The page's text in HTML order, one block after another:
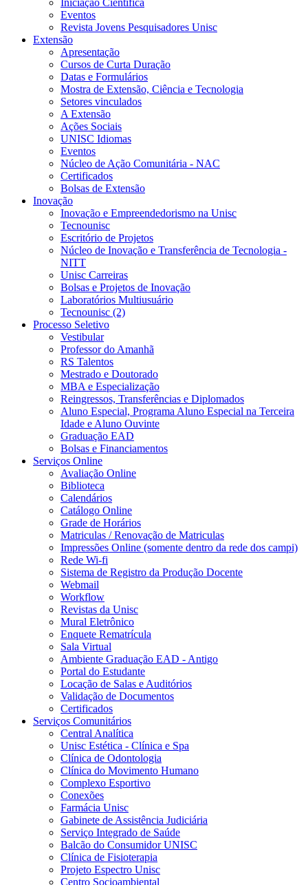
Iniciação Científica
Eventos
Revista Jovens Pesquisadores Unisc
Extensão
Apresentação
Cursos de Curta Duração
Datas e Formulários
Mostra de Extensão, Ciência e Tecnologia
Setores vinculados
A Extensão
Ações Sociais
UNISC Idiomas
Eventos
Núcleo de Ação Comunitária - NAC
Certificados
Bolsas de Extensão
Inovação
Inovação e Empreendedorismo na Unisc
Tecnounisc
Escritório de Projetos
Núcleo de Inovação e Transferência de Tecnologia -
NITT
Unisc Carreiras
Bolsas e Projetos de Inovação
Laboratórios Multiusuário
Tecnounisc (2)
Processo Seletivo
Vestibular
Professor do Amanhã
RS Talentos
Mestrado e Doutorado
MBA e Especialização
Reingressos, Transferências e Diplomados
Aluno Especial, Programa Aluno Especial na Terceira
Idade e Aluno Ouvinte
Graduação EAD
Bolsas e Financiamentos
Serviços Online
Avaliação Online
Biblioteca
Calendários
Catálogo Online
Grade de Horários
Matriculas / Renovação de Matriculas
Impressões Online (somente dentro da rede dos campi)
Rede Wi-fi
Sistema de Registro da Produção Docente
Webmail
Workflow
Revistas da Unisc
Mural Eletrônico
Enquete Rematrícula
Sala Virtual
Ambiente Graduação EAD - Antigo
Portal do Estudante
Locação de Salas e Auditórios
Validação de Documentos
Certificados
Serviços Comunitários
Central Analítica
Unisc Estética - Clínica e Spa
Clínica de Odontologia
Clínica do Movimento Humano
Complexo Esportivo
Conexões
Farmácia Unisc
Gabinete de Assistência Judiciária
Serviço Integrado de Saúde
Balcão do Consumidor UNISC
Clínica de Fisioterapia
Projeto Espectro Unisc
Centro Socioambiental